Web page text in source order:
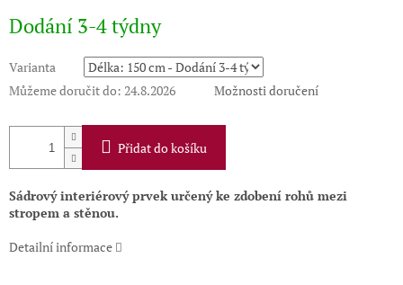
Dodání 3-4 týdny
Varianta
Můžeme doručit do: 24.8.2026 Možnosti doručení
Přidat do košíku
Sádrový interiérový prvek určený ke zdobení rohů mezi
stropem a stěnou.
Detailní informace